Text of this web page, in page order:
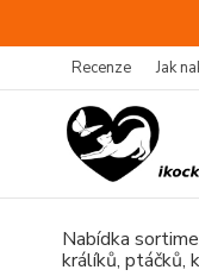
Recenze Jak
Nabídka
králíků, ptáčků,